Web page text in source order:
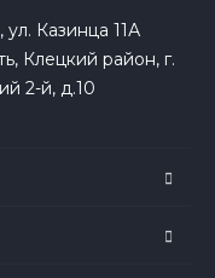
Казинца 11А
Клецкий район, г.
2-й, д.10